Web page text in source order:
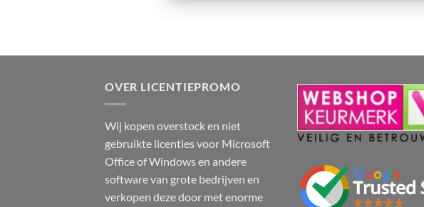
OVER LICENTIEPROMO
Wij kopen overstock en niet
gebruikte licenties voor Microsoft
Office of Windows en andere
software van grote bedrijven en
verkopen deze door met enorme